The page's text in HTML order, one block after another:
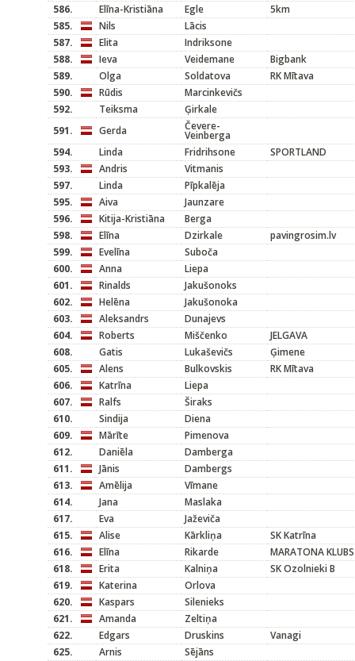
586.
Elīna-Kristiāna Egle
5km
585.
Nils
Lācis
587.
Elita
Indriksone
588.
Ieva Veidemane
Bigbank
589.
Olga Soldatova
RK Mītava
590.
Rūdis
Marcinkevičs
592.
Teiksma
Ģirkale
591.
Gerda Čevere-
Veinberga
594.
Linda Fridrihsone
SPORTLAND
593.
Andris
Vitmanis
597.
Linda
Pīpkalēja
595.
Aiva
Jaunzare
596.
Kitija-Kristiāna
Berga
598.
Elīna Dzirkale
pavingrosim.lv
599.
Evelīna
Suboča
600.
Anna
Liepa
601.
Rinalds
Jakušonoks
602.
Helēna
Jakušonoka
603.
Aleksandrs
Dunajevs
604.
Roberts Miščenko
JELGAVA
608.
Gatis Lukaševičs
Ģimene
605.
Alens Bulkovskis
RK Mītava
606.
Katrīna
Liepa
607.
Ralfs
Širaks
610.
Sindija
Diena
609.
Mārīte
Pimenova
612.
Daniēla
Damberga
611.
Jānis
Dambergs
613.
Amēlija
Vīmane
614.
Jana
Maslaka
617.
Eva
Jaževiča
615.
Alise Kārkliņa
SK Katrīna
616.
Elīna Rikarde
MARATONA KLUBS
618.
Erita Kalniņa
SK Ozolnieki B
619.
Katerina
Orlova
620.
Kaspars
Silenieks
621.
Amanda
Zeltiņa
622.
Edgars Druskins
Vanagi
625.
Arnis
Sējāns